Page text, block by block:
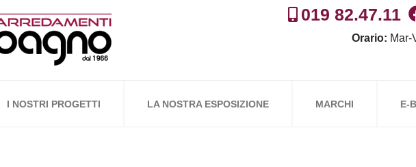
019 82.47.11
Orario:
I NOSTRI PROGETTI LA NOSTRA ESPOSIZIONE MARCHI E-